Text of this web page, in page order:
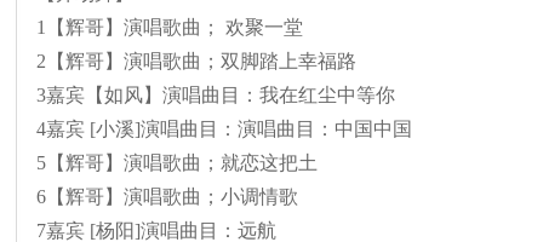
1【辉哥】演唱歌曲； 欢聚一堂
2【辉哥】演唱歌曲；双脚踏上幸福路
3嘉宾【如风】演唱曲目：我在红尘中等你
4嘉宾 [小溪]演唱曲目：演唱曲目：中国中国
5【辉哥】演唱歌曲；就恋这把土
6【辉哥】演唱歌曲；小调情歌
7嘉宾 [杨阳]演唱曲目：远航